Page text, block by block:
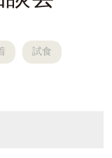
試食